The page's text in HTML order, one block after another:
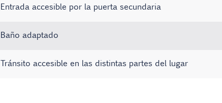
Entrada accesible por la puerta secundaria
Baño adaptado
Tránsito accesible en las distintas partes del lugar